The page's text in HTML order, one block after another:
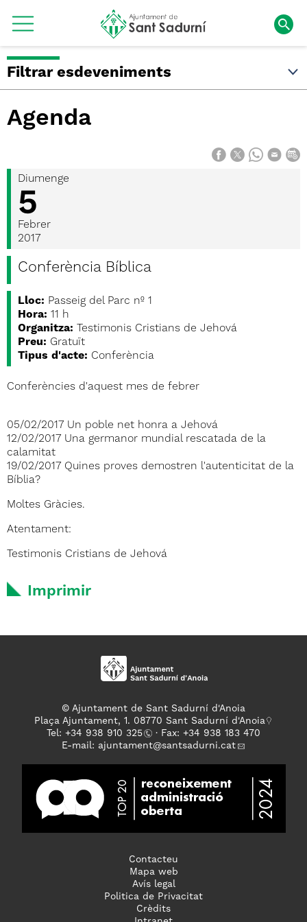
Filtrar esdeveniments
Agenda
Diumenge
5
Febrer
2017
Conferència Bíblica
Lloc: Passeig del Parc nº 1
Hora: 11 h
Organitza:
Testimonis Cristians de Jehová
Preu: Gratuït
Tipus d'acte: Conferència
Conferències d'aquest mes de febrer
05/02/2017 Un poble net honra a Jehová
12/02/2017 Una germanor mundial rescatada de la
calamitat
19/02/2017 Quines proves demostren l'autenticitat de la
Bíblia?
Moltes Gràcies.
Atentament:
Testimonis Cristians de Jehová
Imprimir
© Ajuntament de Sant Sadurní d'Anoia
Plaça Ajuntament, 1. 08770 Sant Sadurní d'Anoia
Tel: +34 938 910 325
· Fax: +34 938 183 470
E-mail: ajuntament@santsadurni.cat
Contacteu
Mapa web
Avís legal
Politica de Privacitat
Crèdits